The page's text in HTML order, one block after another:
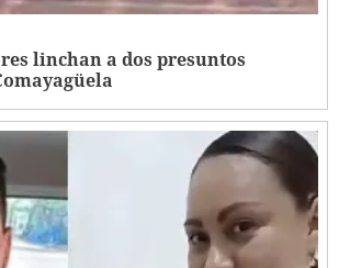
linchan a dos presuntos